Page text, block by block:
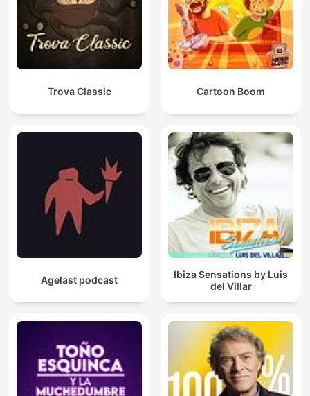
Trova Classic Cartoon Boom
Agelast podcast
Ibiza Sensations by Luis
del Villar